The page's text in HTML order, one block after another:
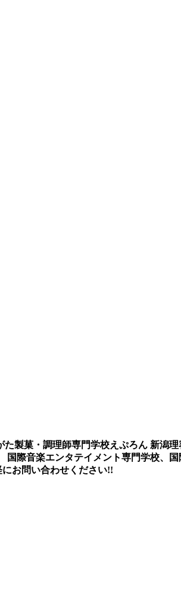
製菓・調理師専門学校えぷろん 新潟
際音楽エンタテイメント専門学校、
お問い合わせください!!